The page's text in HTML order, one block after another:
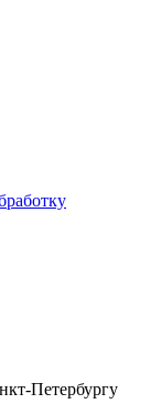
Петербургу